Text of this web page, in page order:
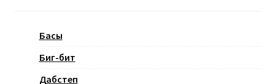
Басы
Биг-бит
Дабстеп